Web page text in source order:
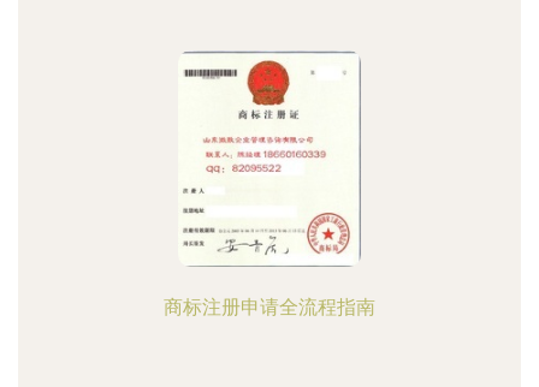
商标注册申请全流程指南